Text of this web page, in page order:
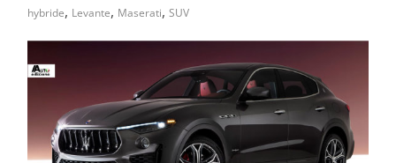
hybride, Levante, Maserati, SUV